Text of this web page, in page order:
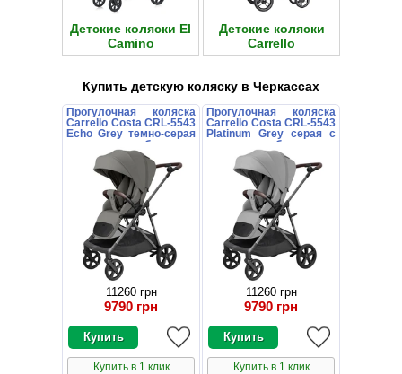
Детские коляски El
Camino
Детские коляски
Carrello
Купить детскую коляску в Черкассах
Прогулочная коляска
Carrello Costa CRL-5543
Echo Grey темно-серая
с поворотным блоком
11260 грн
9790 грн
Купить в 1 клик
Прогулочная коляска
Carrello Costa CRL-5543
Platinum Grey серая с
поворотным блоком
11260 грн
9790 грн
Купить в 1 клик